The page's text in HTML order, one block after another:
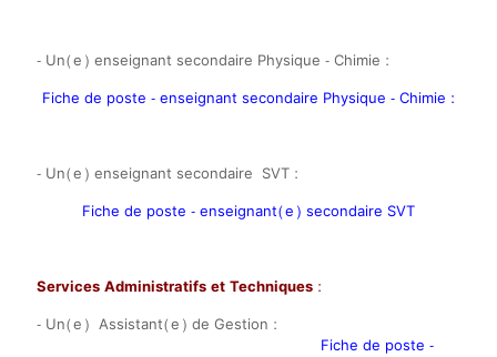
- Un(e) enseignant secondaire Physique - Chimie :
Fiche de poste - enseignant secondaire Physique - Chimie :
- Un(e) enseignant secondaire SVT :
Fiche de poste - enseignant(e) secondaire SVT
Services Administratifs et Techniques :
- Un(e) Assistant(e) de Gestion :
Fiche de poste -